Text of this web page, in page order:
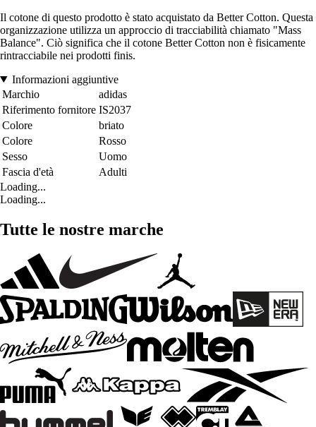
Il cotone di questo prodotto è stato acquistato da Better Cotton. Questa
organizzazione utilizza un approccio di tracciabilità chiamato "Mass
Balance". Ciò significa che il cotone Better Cotton non è fisicamente
rintracciabile nei prodotti finis.
Informazioni aggiuntive
Marchio
adidas
Riferimento fornitore IS2037
Colore
briato
Colore
Rosso
Sesso
Uomo
Fascia d'età
Adulti
Loading...
Loading...
Tutte le nostre marche